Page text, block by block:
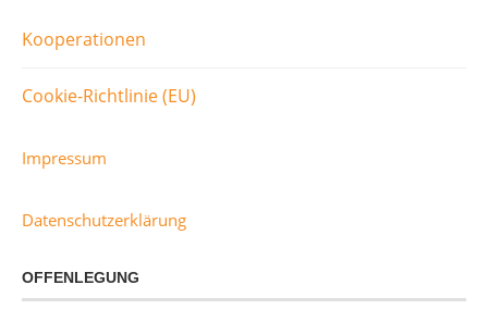
Kooperationen
Cookie-Richtlinie (EU)
Impressum
Datenschutzerklärung
OFFENLEGUNG